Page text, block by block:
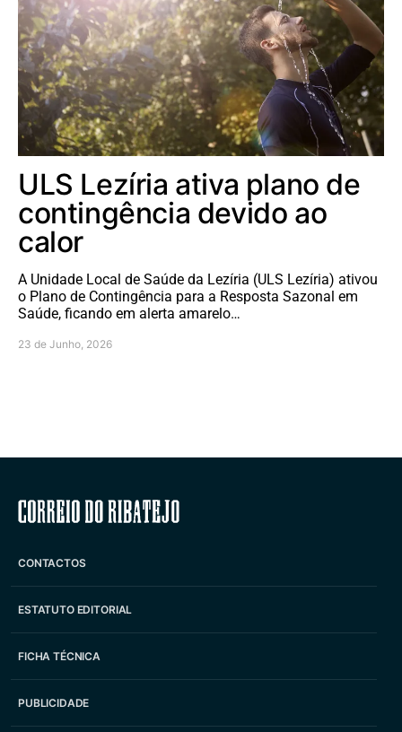
ULS Lezíria ativa plano de
contingência devido ao
calor
A Unidade Local de Saúde da Lezíria (ULS Lezíria) ativou
o Plano de Contingência para a Resposta Sazonal em
Saúde, ficando em alerta amarelo…
23 de Junho, 2026
Correio do Ribatejo
CONTACTOS
ESTATUTO EDITORIAL
FICHA TÉCNICA
PUBLICIDADE